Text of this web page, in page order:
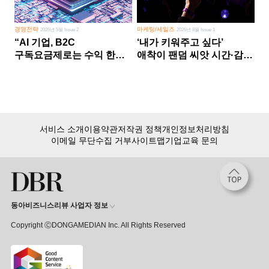
경영전략 2026년 5월 Issue 2
“AI 기업, B2C
구독요금제로는 수익 한계
마케팅/세일즈 2026년 8월 Issue 1
‘내가 키워주고 싶다’
애착이 팬덤 씨앗 시간·감정
15,000여 건의 DBR 콘텐츠를
서비스 소개이용약관저작권 정책개인정보처리방침
이메일 무단수집 거부사이트맵기업교육 문의
동아비즈니스리뷰 사업자 정보
Copyright ⒸDONGAMEDIAN Inc. All Rights Reserved